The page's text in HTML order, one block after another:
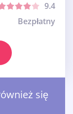
9.4
Bezpłatny
się